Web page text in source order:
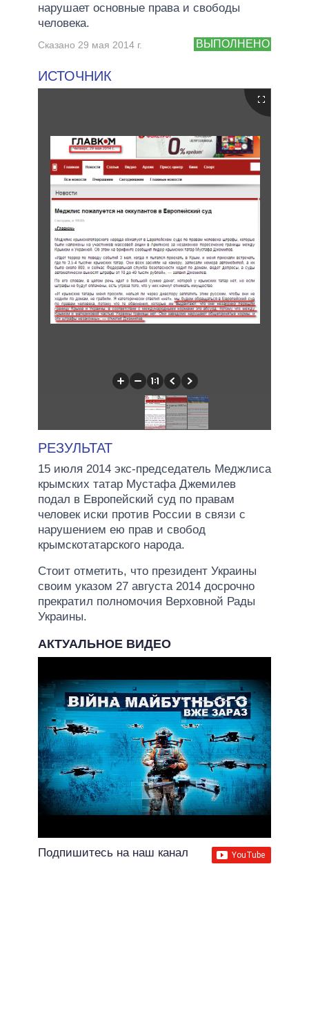
нарушает основные права и свободы
человека.
ВЫПОЛНЕНО
Сказано 29 мая 2014 г.
ИСТОЧНИК
РЕЗУЛЬТАТ
15 июля 2014 экс-председатель Меджлиса
крымских татар Мустафа Джемилев
подал в Европейский суд по правам
человек иски против России в связи с
нарушением ею прав и свобод
крымскотатарского народа.
Стоит отметить, что президент Украины
своим указом 27 августа 2014 досрочно
прекратил полномочия Верховной Рады
Украины.
АКТУАЛЬНОЕ ВИДЕО
Подпишитесь на наш канал